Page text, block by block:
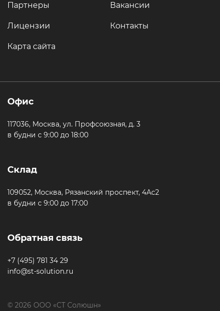
Партнеры
Лицензии
Карта сайта
Вакансии
Контакты
Офис
117036, Москва, ул. Профсоюзная, д. 3
в будни с 9:00 до 18:00
Склад
109052, Москва, Рязанский проспект, 4Ас2
в будни с 9:00 до 17:00
Обратная связь
+7 (495) 781 34 29
info@st-solution.ru
© 2026 ООО «СТ Солюшн»